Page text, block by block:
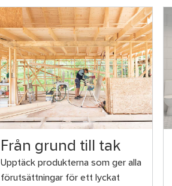
Från grund till tak
Upptäck produkterna som ger alla
förutsättningar för ett lyckat